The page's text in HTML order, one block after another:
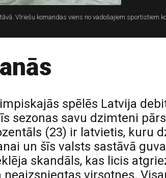
Vīriešu komandas viens no vadošajiem sportistiem
spēlēs Latvija
sezonas savu dzimteni
(23) ir latvietis, kuru
un šīs valsts sastāvā
skandāls, kas licis
virsotnes.